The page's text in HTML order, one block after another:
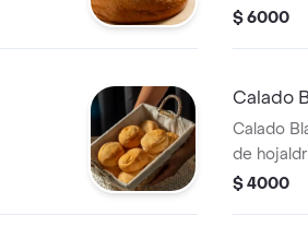
$ 6000
Calado
Calado
de
$ 4000